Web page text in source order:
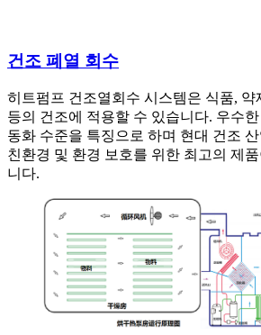
건조 폐열 회수
히트펌프 건조열회수 시스템은 식품, 약
등의 건조에 적용할 수 있습니다. 우수
동화 수준을 특징으로 하며 현대 건조
친환경 및 환경 보호를 위한 최고의 제
니다.